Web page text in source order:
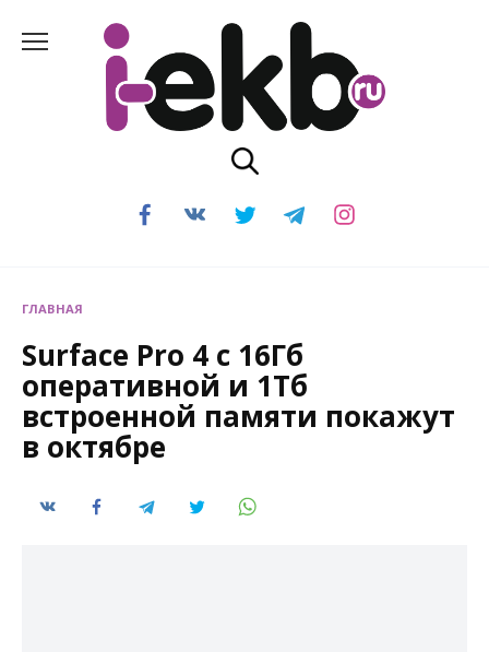
содержанию
ГЛАВНАЯ
Surface Pro 4 с 16Гб
оперативной и 1Тб
встроенной памяти покажут
в октябре